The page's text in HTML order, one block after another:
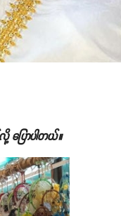
ပြောပါတယ်။